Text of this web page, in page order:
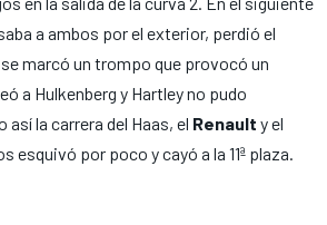
a ambos por el exterior, perdió el
marcó un trompo que provocó un
a Hulkenberg y Hartley no pudo
así la carrera del Haas, el Renault y el
esquivó por poco y cayó a la 11ª plaza.